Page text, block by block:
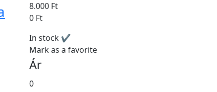
8.000 Ft
0 Ft
In stock ✔
Mark as a favorite
Ár
0